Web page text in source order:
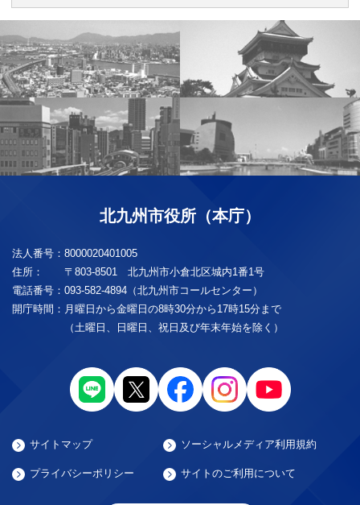
北九州市役所（本庁）
法人番号： 8000020401005
住所：
〒803-8501 北九州市小倉北区城内1番1号
電話番号： 093-582-4894（北九州市コールセンター）
開庁時間： 月曜日から金曜日の8時30分から17時15分まで
（土曜日、日曜日、祝日及び年末年始を除く）
サイトマップ ソーシャルメディア利用規約
プライバシーポリシー サイトのご利用について